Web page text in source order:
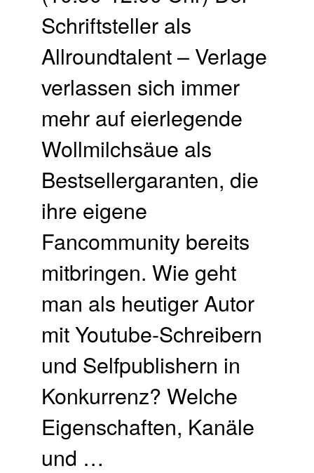
Schriftsteller als
Allroundtalent – Verlage
verlassen sich immer
mehr auf eierlegende
Wollmilchsäue als
Bestsellergaranten, die
ihre eigene
Fancommunity bereits
mitbringen. Wie geht
man als heutiger Autor
mit Youtube-Schreibern
und Selfpublishern in
Konkurrenz? Welche
Eigenschaften, Kanäle
und …